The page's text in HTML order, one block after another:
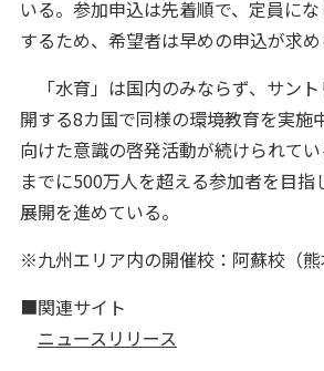
いる。参加申込は先着順で、定員に
するため、希望者は早めの申込が求め
「水育」は国内のみならず、サン
開する8カ国で同様の環境教育を実施
向けた意識の啓発活動が続けられて
までに500万人を超える参加者を目指
展開を進めている。
※九州エリア内の開催校：阿蘇校（熊
■関連サイト
ニュースリリース